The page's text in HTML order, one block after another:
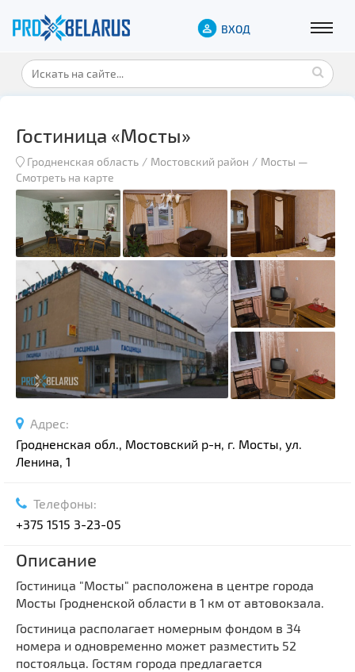
ВХОД
Гостиница «Мосты»
Гродненская область Мостовский район Мосты —
Смотреть на карте
Адрес:
Гродненская обл., Мостовский р-н, г. Мосты, ул.
Ленина, 1
Телефоны:
+375 1515 3-23-05
Описание
Гостиница "Мосты" расположена в центре города
Мосты Гродненской области в 1 км от автовокзала.
Гостиница располагает номерным фондом в 34
номера и одновременно может разместить 52
постояльца. Гостям города предлагается